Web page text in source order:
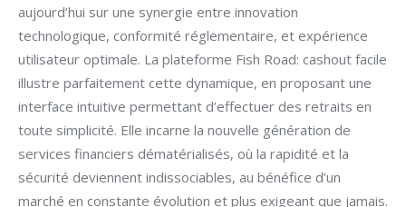
aujourd’hui sur une synergie entre innovation
technologique, conformité réglementaire, et expérience
utilisateur optimale. La plateforme Fish Road: cashout facile
illustre parfaitement cette dynamique, en proposant une
interface intuitive permettant d’effectuer des retraits en
toute simplicité. Elle incarne la nouvelle génération de
services financiers dématérialisés, où la rapidité et la
sécurité deviennent indissociables, au bénéfice d’un
marché en constante évolution et plus exigeant que jamais.